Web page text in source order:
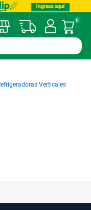
Mi
0
Verticales